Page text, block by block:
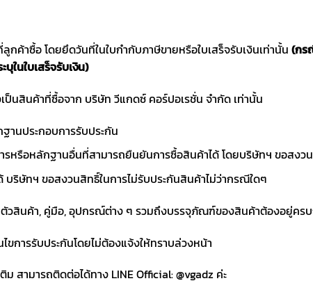
กค้าซื้อ โดยยึดวันที่ในใบกำกับภาษีขายหรือใบเสร็จรับเงินเท่านั้น (กร
บุในใบเสร็จรับเงิน)
ป็นสินค้าที่ซื้อจาก บริษัท วีแกดซ์ คอร์ปอเรชั่น จำกัด เท่านั้น
านประกอบการรับประกัน
หรือหลักฐานอื่นที่สามารถยืนยันการซื้อสินค้าได้ โดยบริษัทฯ ขอสงว
ริษัทฯ ขอสงวนสิทธิ์ในการไม่รับประกันสินค้าไม่ว่ากรณีใดๆ
วสินค้า, คู่มือ, อุปกรณ์ต่าง ๆ รวมถึงบรรจุภัณฑ์ของสินค้าต้องอยู่ค
การรับประกันโดยไม่ต้องแจ้งให้ทราบล่วงหน้า
สามารถติดต่อได้ทาง LINE Official: @vgadz ค่ะ